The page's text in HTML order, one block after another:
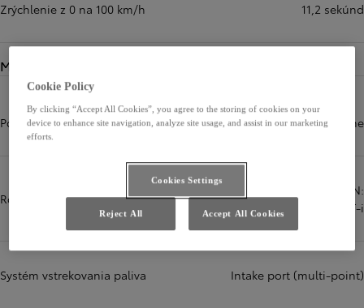
Zrýchlenie z 0 na 100 km/h 11,2 sekúnd
Motory
Počet valcov 3 cylinders, in line
Rozvodový mechanizmus
DOHC four-valve roller rocker IN:
VVT-iE EX: VVT-i
Systém vstrekovania paliva Intake port (multi-point)
Cookie Policy
By clicking “Accept All Cookies”, you agree to the storing of cookies on your
device to enhance site navigation, analyze site usage, and assist in our marketing
efforts.
Cookies Settings
Reject All Accept All Cookies